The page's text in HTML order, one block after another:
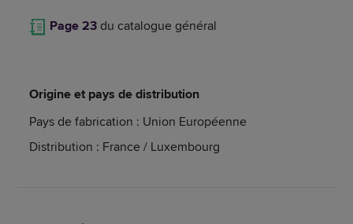
Page 23 du catalogue général
Origine et pays de distribution
Pays de fabrication : Union Européenne
Distribution : France / Luxembourg